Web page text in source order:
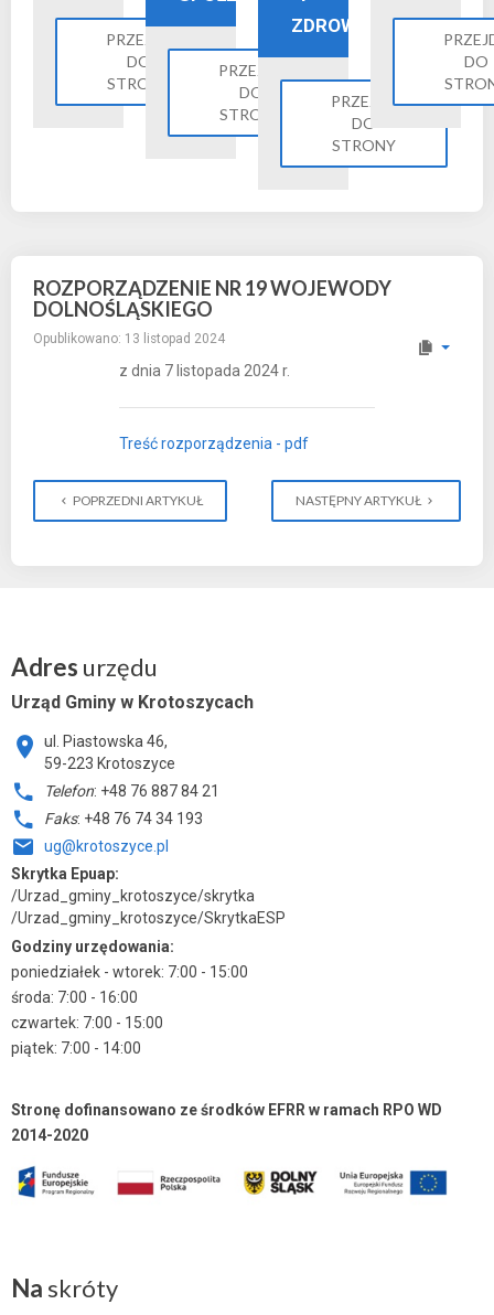
PRZEJDŹ
DO
STRONY
PRZEJDŹ
DO
STRONY
ZDROWIE
PRZEJDŹ
DO
STRONY
DO
ROZPORZĄDZENIE NR 19 WOJEWODY
DOLNOŚLĄSKIEGO
Opublikowano: 13 listopad 2024
z dnia 7 listopada 2024 r.
Treść rozporządzenia - pdf
POPRZEDNI ARTYKUŁ NASTĘPNY ARTYKUŁ
Adres urzędu
Urząd Gminy w Krotoszycach
ul. Piastowska 46,
59-223 Krotoszyce
Telefon: +48 76 887 84 21
Faks: +48 76 74 34 193
ug@krotoszyce.pl
Skrytka Epuap:
/Urzad_gminy_krotoszyce/skrytka
/Urzad_gminy_krotoszyce/SkrytkaESP
Godziny urzędowania:
poniedziałek - wtorek: 7:00 - 15:00
środa: 7:00 - 16:00
czwartek: 7:00 - 15:00
piątek: 7:00 - 14:00
Stronę dofinansowano ze środków EFRR w ramach RPO WD
2014-2020
Na skróty